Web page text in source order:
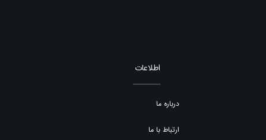
اطلاعات
درباره ما
ارتباط با ما